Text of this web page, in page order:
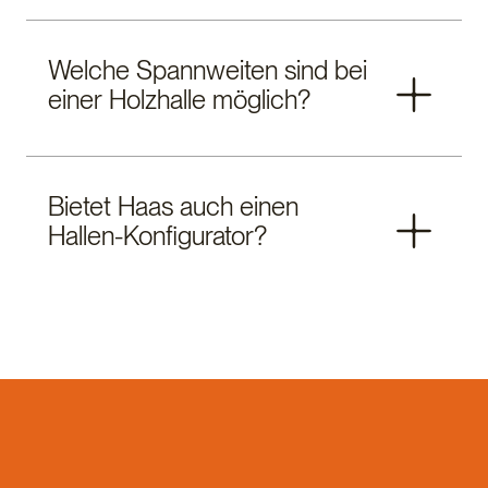
Sie mit 4 bis 8 Monaten von der ersten Beratung bis
Haas-Hallen erfüllen oft automatisch die Standards
für Förderprogramme der KfW und der Rentenbank.
Wir planen förderkonform und unterstützen Sie mit
und Tilgungszuschüsse.
Welche Spannweiten sind bei
einer Holzhalle möglich?
Mit Nagelplattenbinder bis ca. 25 m, mit
Brettschichtholz BSH auch über 40 m stützenfrei.
Damit eignen sich Haas-Hallen für Großmaschinen,
Bietet Haas auch einen
Hallen-Konfigurator?
Anzahl und Ausstattung und erhalten eine